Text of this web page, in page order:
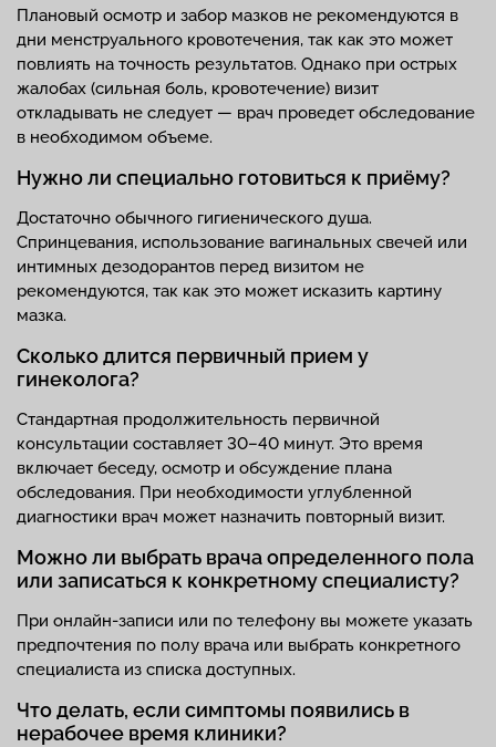
Плановый осмотр и забор мазков не рекомендуются в
дни менструального кровотечения, так как это может
повлиять на точность результатов. Однако при острых
жалобах (сильная боль, кровотечение) визит
откладывать не следует — врач проведет обследование
в необходимом объеме.
Нужно ли специально готовиться к приёму?
Достаточно обычного гигиенического душа.
Спринцевания, использование вагинальных свечей или
интимных дезодорантов перед визитом не
рекомендуются, так как это может исказить картину
мазка.
Сколько длится первичный прием у
гинеколога?
Стандартная продолжительность первичной
консультации составляет 30–40 минут. Это время
включает беседу, осмотр и обсуждение плана
обследования. При необходимости углубленной
диагностики врач может назначить повторный визит.
Можно ли выбрать врача определенного пола
или записаться к конкретному специалисту?
При онлайн-записи или по телефону вы можете указать
предпочтения по полу врача или выбрать конкретного
специалиста из списка доступных.
Что делать, если симптомы появились в
нерабочее время клиники?